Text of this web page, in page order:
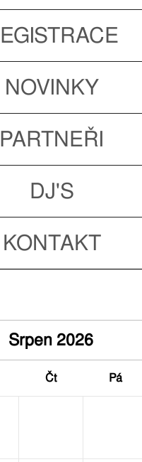
NOVINKY
PARTNEŘI
DJ'S
KONTAKT
Srpen 2026
Čt Pá